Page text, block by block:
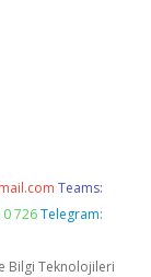
Teams:
726 Telegram:
Bilgi Teknolojileri